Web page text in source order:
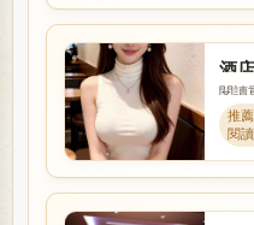
酒
作
比較
閱讀
店工
全性